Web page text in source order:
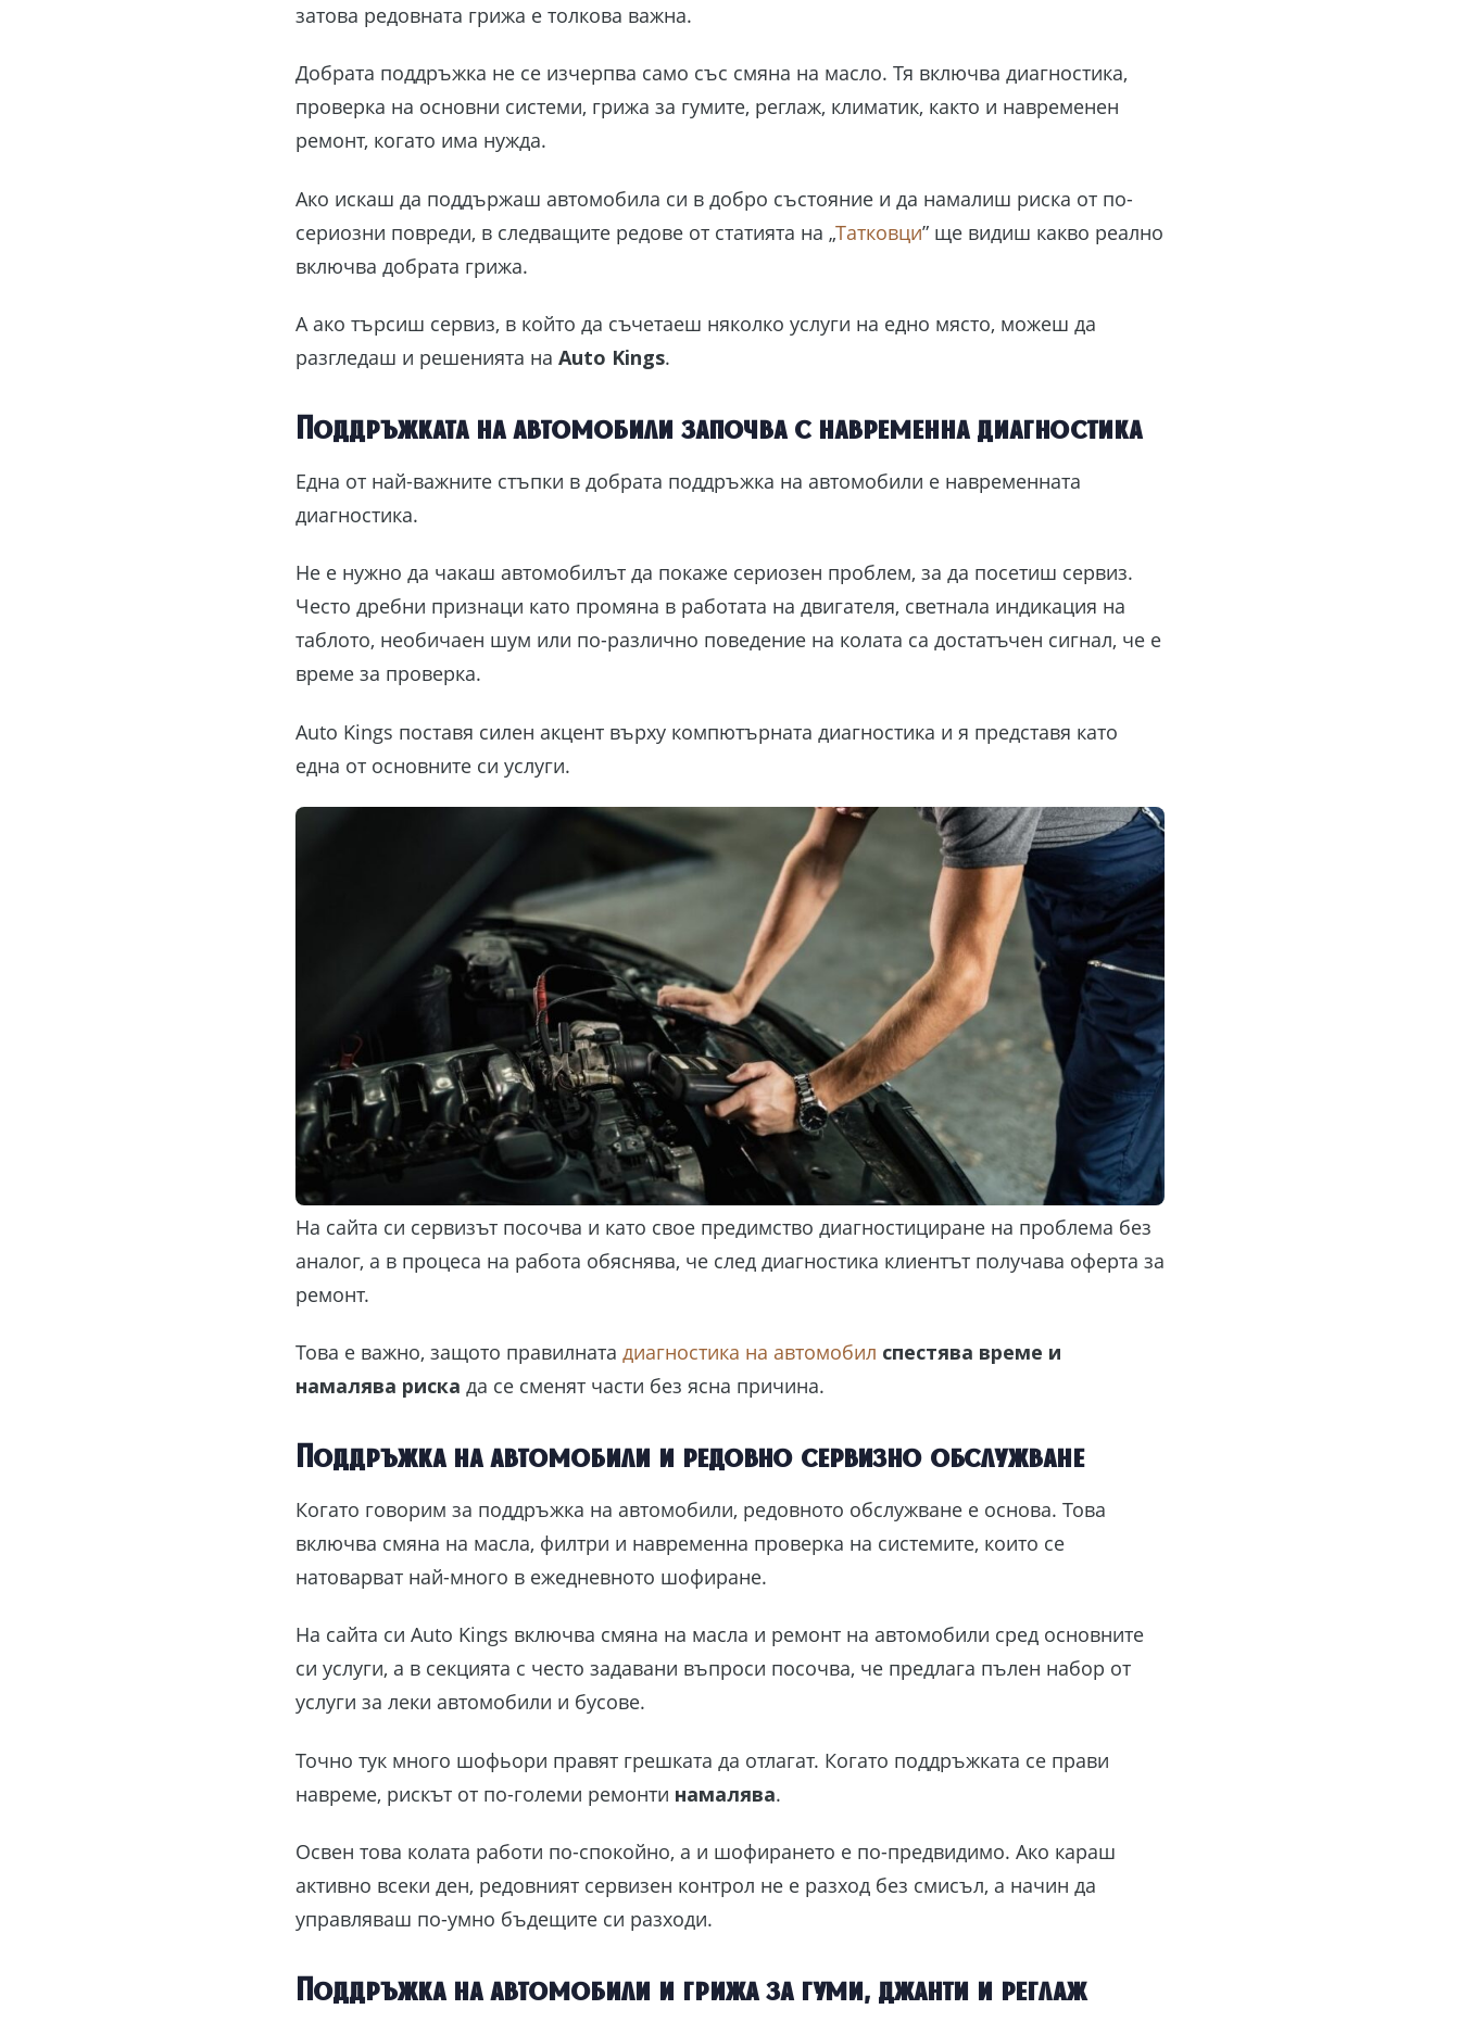
затова редовната грижа е толкова важна.
Добрата поддръжка не се изчерпва само със смяна на масло. Тя включва диагностика,
проверка на основни системи, грижа за гумите, реглаж, климатик, както и навременен
ремонт, когато има нужда.
Ако искаш да поддържаш автомобила си в добро състояние и да намалиш риска от по-
сериозни повреди, в следващите редове от статията на „Татковци” ще видиш какво реално
включва добрата грижа.
А ако търсиш сервиз, в който да съчетаеш няколко услуги на едно място, можеш да
разгледаш и решенията на Auto Kings.
Поддръжката на автомобили започва с навременна диагностика
Една от най-важните стъпки в добрата поддръжка на автомобили е навременната
диагностика.
Не е нужно да чакаш автомобилът да покаже сериозен проблем, за да посетиш сервиз.
Често дребни признаци като промяна в работата на двигателя, светнала индикация на
таблото, необичаен шум или по-различно поведение на колата са достатъчен сигнал, че е
време за проверка.
Auto Kings поставя силен акцент върху компютърната диагностика и я представя като
една от основните си услуги.
На сайта си сервизът посочва и като свое предимство диагностициране на проблема без
аналог, а в процеса на работа обяснява, че след диагностика клиентът получава оферта за
ремонт.
Това е важно, защото правилната диагностика на автомобил спестява време и
намалява риска да се сменят части без ясна причина.
Поддръжка на автомобили и редовно сервизно обслужване
Когато говорим за поддръжка на автомобили, редовното обслужване е основа. Това
включва смяна на масла, филтри и навременна проверка на системите, които се
натоварват най-много в ежедневното шофиране.
На сайта си Auto Kings включва смяна на масла и ремонт на автомобили сред основните
си услуги, а в секцията с често задавани въпроси посочва, че предлага пълен набор от
услуги за леки автомобили и бусове.
Точно тук много шофьори правят грешката да отлагат. Когато поддръжката се прави
навреме, рискът от по-големи ремонти намалява.
Освен това колата работи по-спокойно, а и шофирането е по-предвидимо. Ако караш
активно всеки ден, редовният сервизен контрол не е разход без смисъл, а начин да
управляваш по-умно бъдещите си разходи.
Поддръжка на автомобили и грижа за гуми, джанти и реглаж